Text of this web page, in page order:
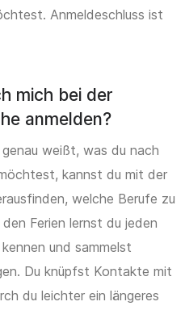
Anmeldeschluss ist
mich bei der
anmelden?
weißt, was du nach
kannst du mit der
welche Berufe zu
Ferien lernst du jeden
und sammelst
Du knüpfst Kontakte mit
du leichter ein längeres